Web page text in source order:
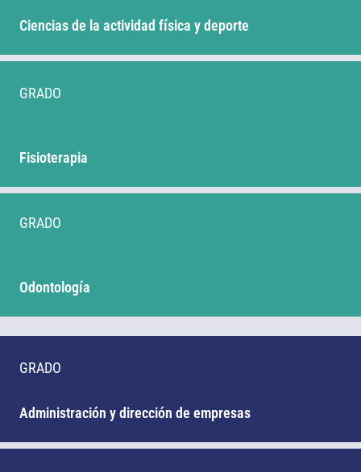
Ciencias de la actividad física y deporte
GRADO
Fisioterapia
GRADO
Odontología
GRADO
Administración y dirección de empresas